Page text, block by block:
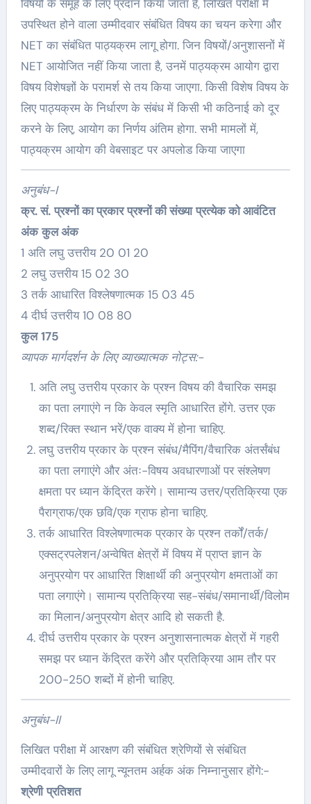
विषयों के समूह के लिए प्रदान किया जाता है, लिखित परीक्षा में
उपस्थित होने वाला उम्मीदवार संबंधित विषय का चयन करेगा और
NET का संबंधित पाठ्यक्रम लागू होगा. जिन विषयों/अनुशासनों में
NET आयोजित नहीं किया जाता है, उनमें पाठ्यक्रम आयोग द्वारा
विषय विशेषज्ञों के परामर्श से तय किया जाएगा. किसी विशेष विषय के
लिए पाठ्यक्रम के निर्धारण के संबंध में किसी भी कठिनाई को दूर
करने के लिए, आयोग का निर्णय अंतिम होगा. सभी मामलों में,
पाठ्यक्रम आयोग की वेबसाइट पर अपलोड किया जाएगा
अनुबंध-I
क्र. सं. प्रश्नों का प्रकार प्रश्नों की संख्या प्रत्येक को आवंटित
अंक कुल अंक
1 अति लघु उत्तरीय 20 01 20
2 लघु उत्तरीय 15 02 30
3 तर्क आधारित विश्लेषणात्मक 15 03 45
4 दीर्घ उत्तरीय 10 08 80
कुल 175
व्यापक मार्गदर्शन के लिए व्याख्यात्मक नोट्स:-
अति लघु उत्तरीय प्रकार के प्रश्न विषय की वैचारिक समझ
का पता लगाएंगे न कि केवल स्मृति आधारित होंगे. उत्तर एक
शब्द/रिक्त स्थान भरें/एक वाक्य में होना चाहिए.
लघु उत्तरीय प्रकार के प्रश्न संबंध/मैपिंग/वैचारिक अंतर्संबंध
का पता लगाएंगे और अंतः-विषय अवधारणाओं पर संश्लेषण
क्षमता पर ध्यान केंद्रित करेंगे। सामान्य उत्तर/प्रतिक्रिया एक
पैराग्राफ/एक छवि/एक ग्राफ होना चाहिए.
तर्क आधारित विश्लेषणात्मक प्रकार के प्रश्न तर्कों/तर्क/
एक्सट्रपलेशन/अन्वेषित क्षेत्रों में विषय में प्राप्त ज्ञान के
अनुप्रयोग पर आधारित शिक्षार्थी की अनुप्रयोग क्षमताओं का
पता लगाएंगे। सामान्य प्रतिक्रिया सह-संबंध/समानार्थी/विलोम
का मिलान/अनुप्रयोग क्षेत्र आदि हो सकती है.
दीर्घ उत्तरीय प्रकार के प्रश्न अनुशासनात्मक क्षेत्रों में गहरी
समझ पर ध्यान केंद्रित करेंगे और प्रतिक्रिया आम तौर पर
200-250 शब्दों में होनी चाहिए.
अनुबंध-II
लिखित परीक्षा में आरक्षण की संबंधित श्रेणियों से संबंधित
उम्मीदवारों के लिए लागू न्यूनतम अर्हक अंक निम्नानुसार होंगे:-
श्रेणी प्रतिशत